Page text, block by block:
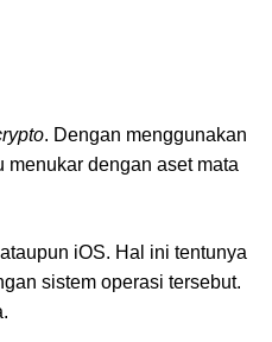
. Dengan menggunakan
menukar dengan aset mata
iOS. Hal ini tentunya
sistem operasi tersebut.